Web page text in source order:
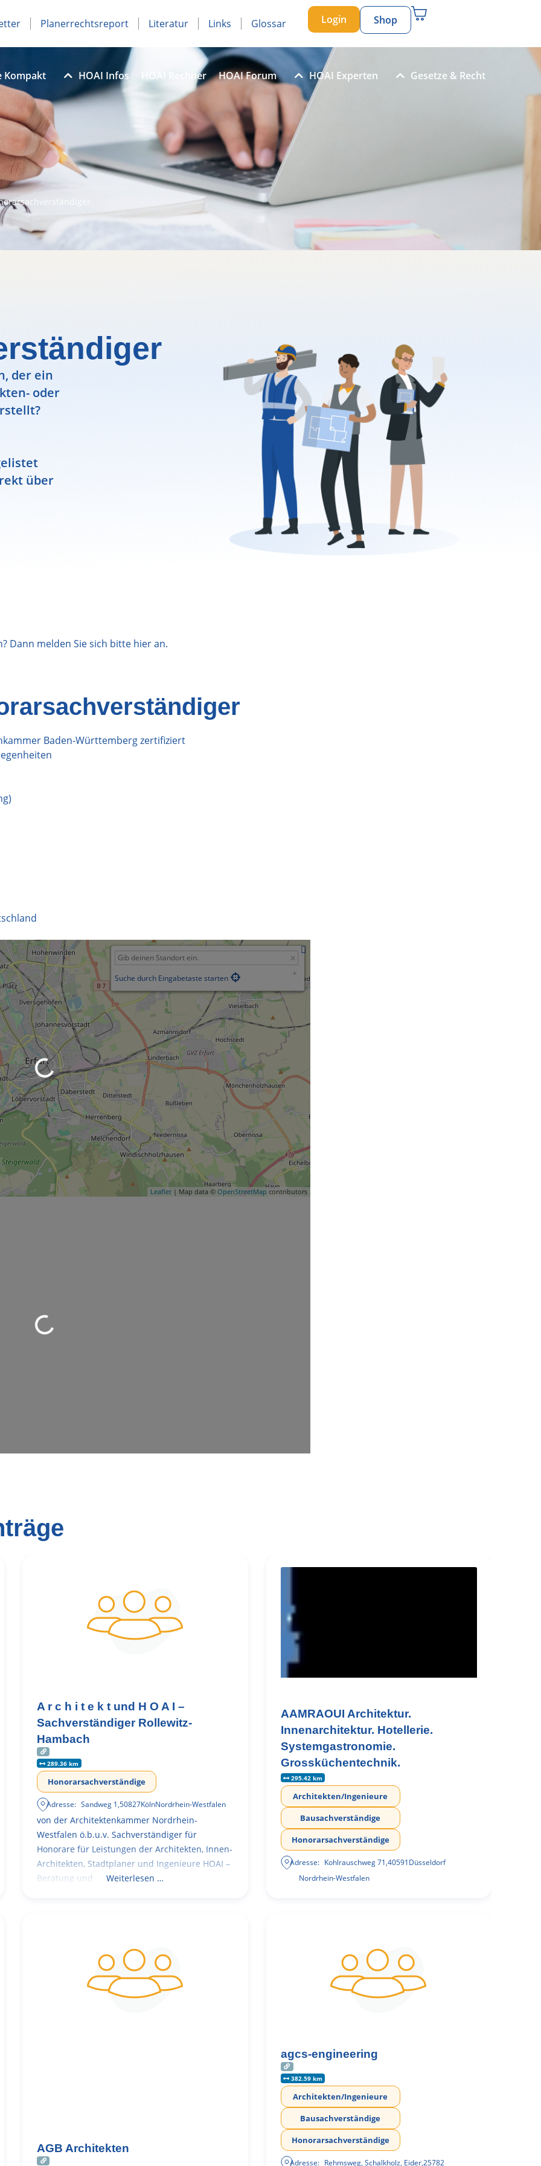
Planerrechtsreport Literatur Links Glossar Login Shop
Kompakt HOAI Infos HOAI Rechner HOAI Forum HOAI Experten Gesetze & Recht
der ein
oder
über
Dann melden Sie sich bitte hieran.
Baden-Württemberg zertifiziert
Suche durch Eingabetaste starten
Leaflet | Map data © OpenStreetMap contributors
geladen …
A r c h i t e k t und H O A I –
Sachverständiger Rollewitz-
Hambach
289.36 km
Honorarsachverständige
Adresse: Sandweg 1,50827KölnNordrhein-Westfalen
von der Architektenkammer Nordrhein-
Westfalen ö.b.u.v. Sachverständiger für
Honorare für Leistungen der Architekten, Innen-
Architekten, Stadtplaner und Ingenieure HOAI –
Beratung und
Weiterlesen …
AAMRAOUI Architektur.
Innenarchitektur. Hotellerie.
Systemgastronomie.
Grossküchentechnik.
295.42 km
Architekten/Ingenieure
Bausachverständige
Honorarsachverständige
Adresse: Kohlrauschweg 71,40591Düsseldorf
Nordrhein-Westfalen
AGB Architekten
agcs-engineering
382.59 km
Architekten/Ingenieure
Bausachverständige
Honorarsachverständige
Adresse: Rehmsweg, Schalkholz, Eider,25782